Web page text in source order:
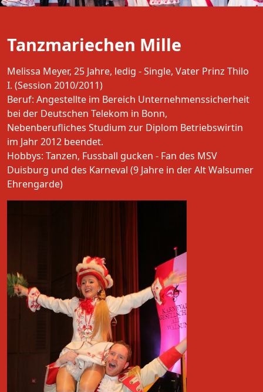
Tanzmariechen Mille
Melissa Meyer, 25 Jahre, ledig - Single, Vater Prinz Thilo
I. (Session 2010/2011)
Beruf: Angestellte im Bereich Unternehmenssicherheit
bei der Deutschen Telekom in Bonn,
Nebenberufliches Studium zur Diplom Betriebswirtin
im Jahr 2012 beendet.
Hobbys: Tanzen, Fussball gucken - Fan des MSV
Duisburg und des Karneval (9 Jahre in der Alt Walsumer
Ehrengarde)